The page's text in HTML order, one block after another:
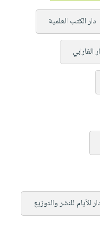
دار الكتب العلمية
الفارابي
الأيام للنشر والتوزيع